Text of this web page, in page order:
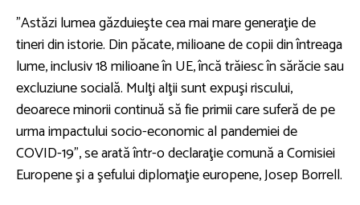
"Astăzi lumea găzduieşte cea mai mare generaţie de
tineri din istorie. Din păcate, milioane de copii din întreaga
lume, inclusiv 18 milioane în UE, încă trăiesc în sărăcie sau
excluziune socială. Mulţi alţii sunt expuşi riscului,
deoarece minorii continuă să fie primii care suferă de pe
urma impactului socio-economic al pandemiei de
COVID-19", se arată într-o declaraţie comună a Comisiei
Europene şi a şefului diplomaţie europene, Josep Borrell.